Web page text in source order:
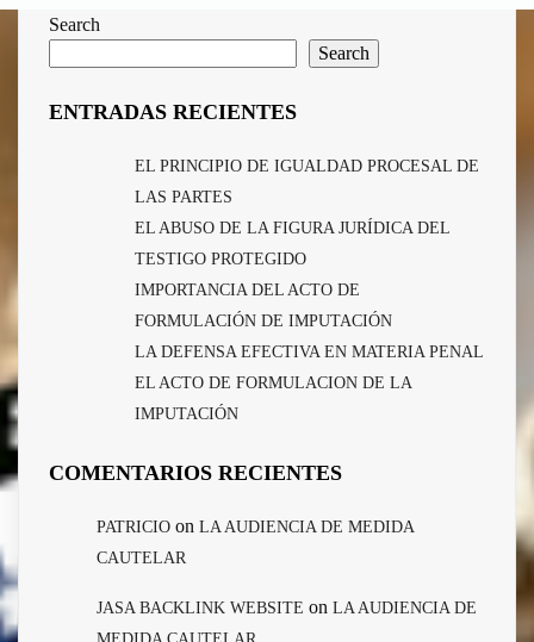
Search
Search
ENTRADAS RECIENTES
EL PRINCIPIO DE IGUALDAD PROCESAL DE
LAS PARTES
EL ABUSO DE LA FIGURA JURÍDICA DEL
TESTIGO PROTEGIDO
IMPORTANCIA DEL ACTO DE
FORMULACIÓN DE IMPUTACIÓN
LA DEFENSA EFECTIVA EN MATERIA PENAL
EL ACTO DE FORMULACION DE LA
IMPUTACIÓN
COMENTARIOS RECIENTES
PATRICIO on LA AUDIENCIA DE MEDIDA
CAUTELAR
JASA BACKLINK WEBSITE on LA AUDIENCIA DE